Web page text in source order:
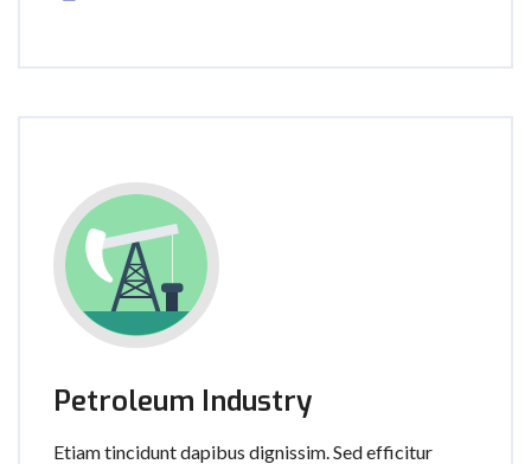
Petroleum Industry
Etiam tincidunt dapibus dignissim. Sed efficitur